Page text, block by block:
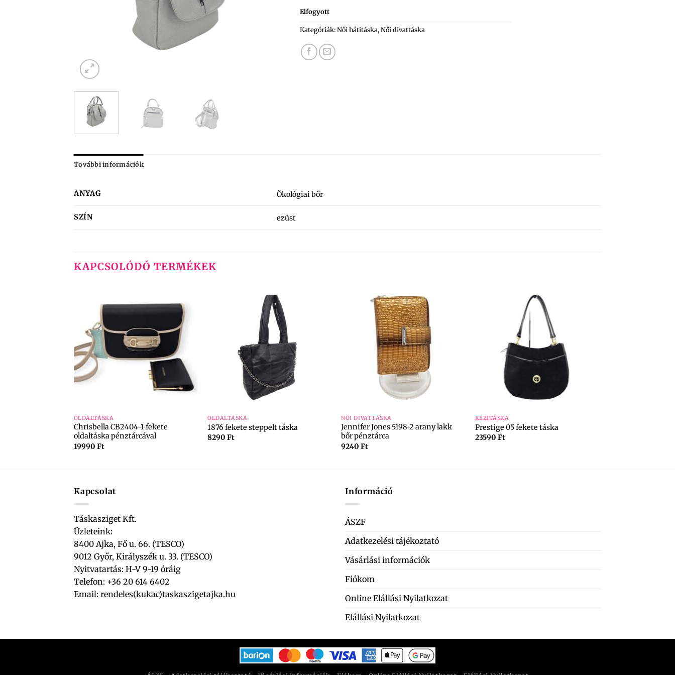
Elfogyott
Kategóriák:Női hátitáska,Női divattáska
További információk
ANYAG Ökológiai bőr
SZÍN ezüst
KAPCSOLÓDÓ TERMÉKEK
OLDALTÁSKA
Chrisbella CB2404-1 fekete
oldaltáska pénztárcával
19990 Ft
OLDALTÁSKA
1876 fekete steppelt táska
8290Ft
NŐI DIVATTÁSKA
Jennifer Jones 5198-2 arany lakk
bőr pénztárca
9240Ft
KÉZITÁSKA
Prestige 05 fekete táska
23590 Ft
Kapcsolat
Táskasziget Kft.
Üzleteink:
8400 Ajka, Fő u. 66. (TESCO)
9012 Győr, Királyszék u. 33. (TESCO)
Nyitvatartás: H-V 9-19 óráig
Telefon: +36 20 614 6402
Email: rendeles(kukac)taskaszigetajka.hu
Információ
ÁSZF
Adatkezelési tájékoztató
Vásárlási információk
Fiókom
Online Elállási Nyilatkozat
Elállási Nyilatkozat